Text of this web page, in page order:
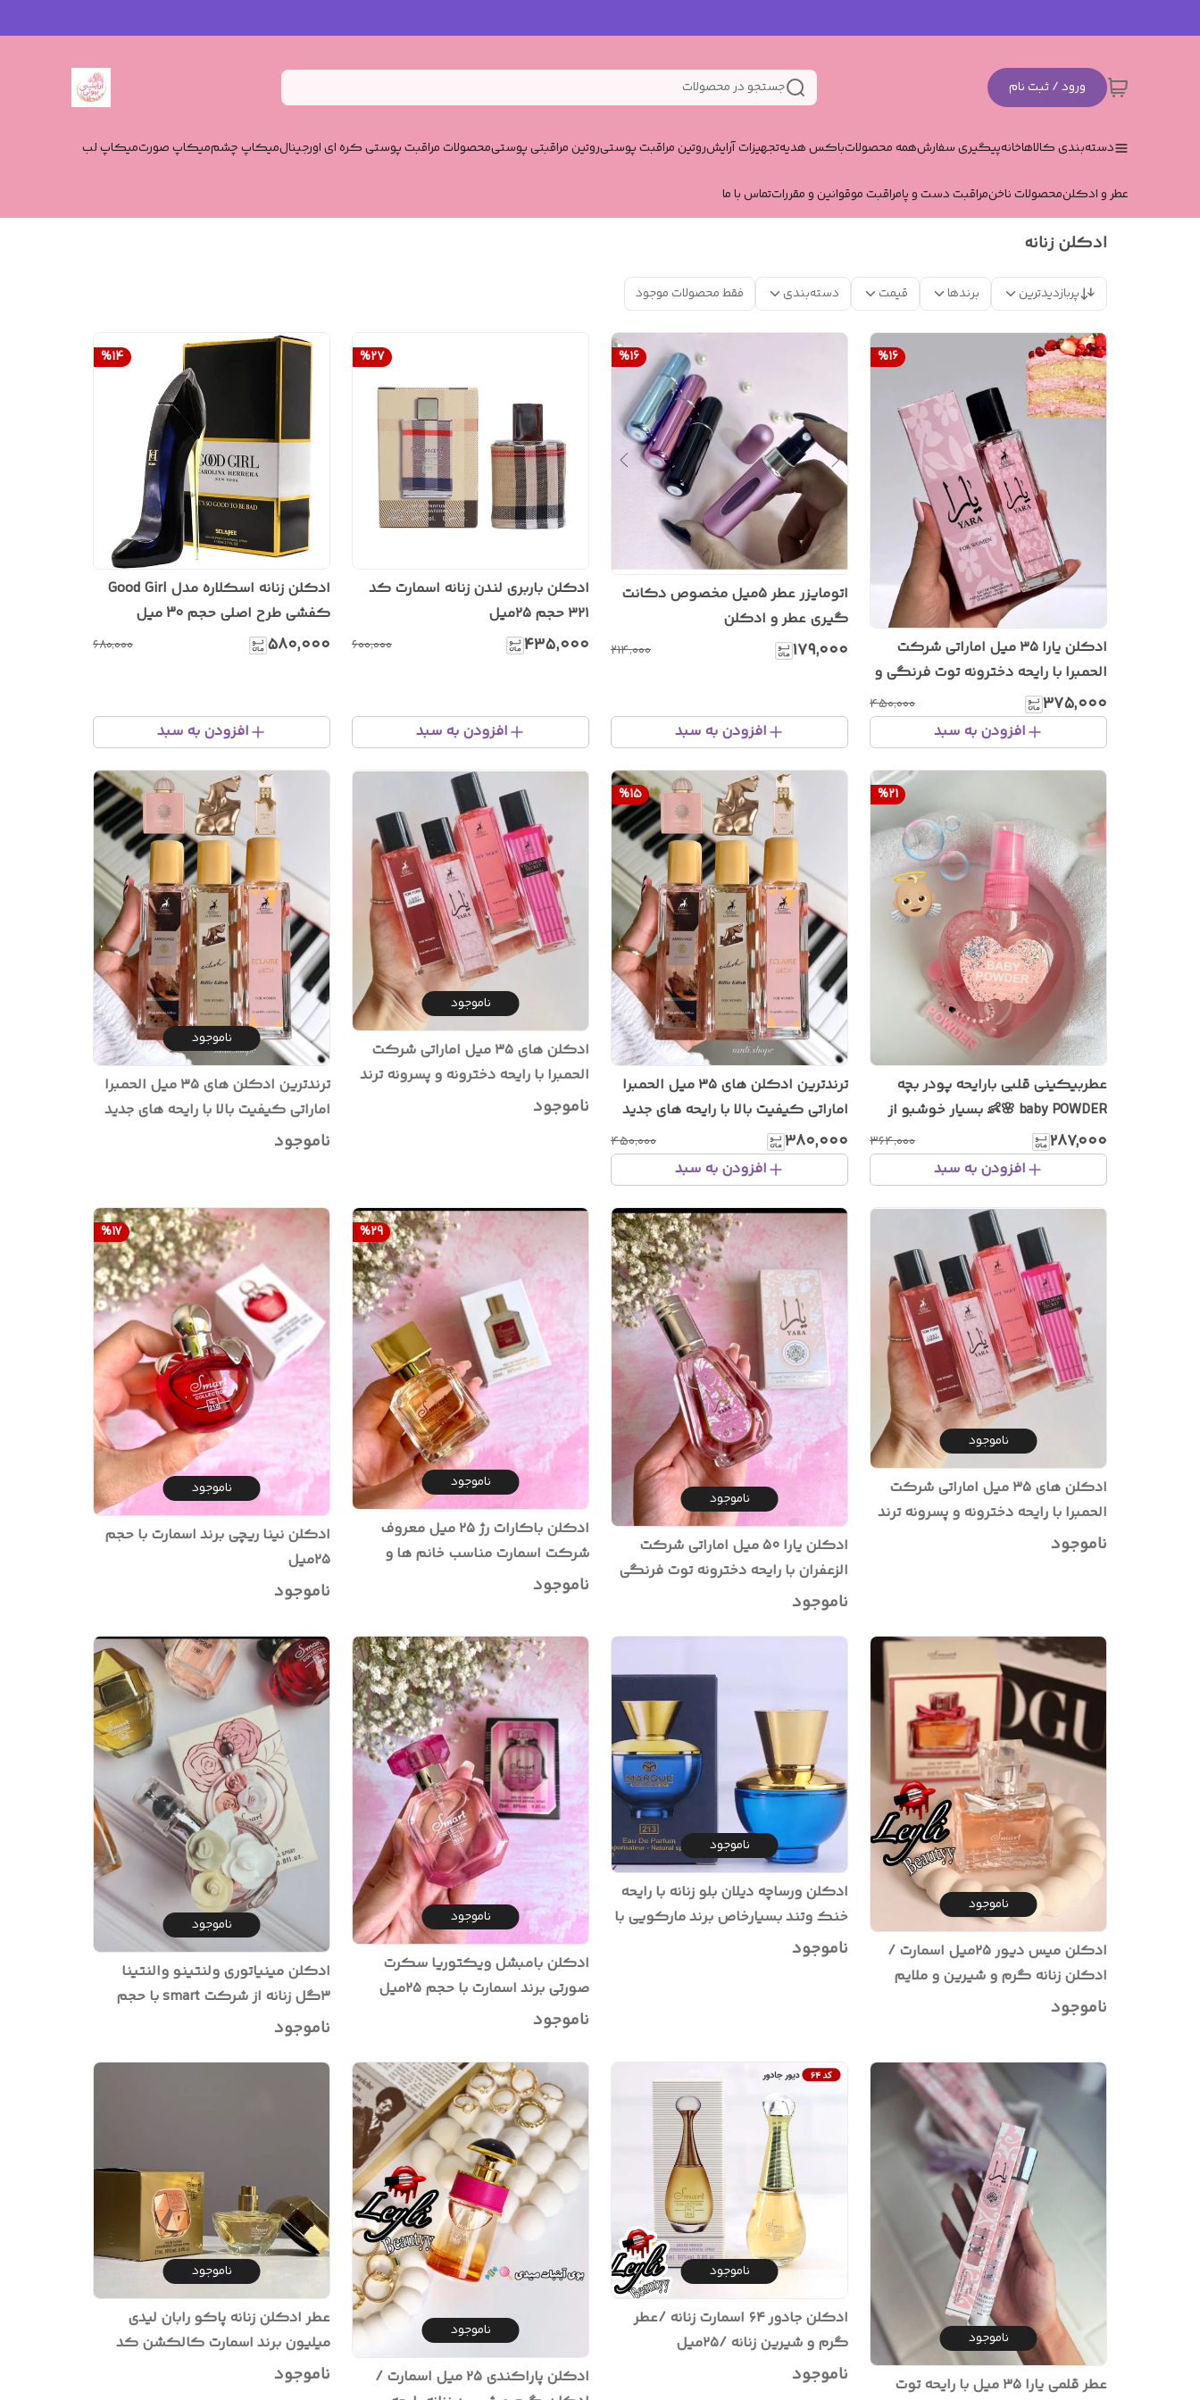
ورود / ثبت نام جستجو در محصولات
دسته‌بندی کالاهاخانهپیگیری سفارشهمه محصولاتباکس هدیهتجهیزات آرایشروتین مراقبت پوستیروتین مراقبتی پوستیمحصولات مراقبت پوستی کره ای اورجینالمیکاپ چشممیکاپ صورتمیکاپ لب
عطر و ادکلنمحصولات ناخنمراقبت دست و پامراقبت موقوانین و مقرراتتماس با ما
ادکلن زنانه
پربازدیدترین برندها قیمت دسته‌بندی فقط محصولات موجود
%16
ادکلن یارا ۳۵ میل اماراتی شرکت
الحمبرا با رایحه دخترونه توت فرنگی و
مارشمالو ترند تیک تاک و اینستا گرام
۳۷۵٬۰۰۰ ۴۵۰٬۰۰۰
افزودن به سبد
%16
اتومایزر عطر ۵میل مخصوص دکانت
گیری عطر و ادکلن
۱۷۹٬۰۰۰ ۲۱۴٬۰۰۰
افزودن به سبد
%27
ادکلن باربری لندن زنانه اسمارت کد
۳۲۱ حجم ۲۵میل
۴۳۵٬۰۰۰ ۶۰۰٬۰۰۰
افزودن به سبد
%14
ادکلن زنانه اسکلاره مدل Good Girl
کفشی طرح اصلی حجم 30 میل
۵۸۰٬۰۰۰ ۶۸۰٬۰۰۰
افزودن به سبد
%21
عطربیکینی قلبی بارایحه پودر بچه
baby POWDER 🌸👶 بسیار خوشبو از
برند Luneco ترند اینستاگرام
۲۸۷٬۰۰۰ ۳۶۴٬۰۰۰
افزودن به سبد
%15
ترندترین ادکلن های ۳۵ میل الحمبرا
اماراتی کیفیت بالا با رایحه های جدید
زنانه
۳۸۰٬۰۰۰ ۴۵۰٬۰۰۰
افزودن به سبد
ناموجود
ادکلن های ۳۵ میل اماراتی شرکت
الحمبرا با رایحه دخترونه و پسرونه ترند
تیک تاک و اینستا گرام
ناموجود
ناموجود
ترندترین ادکلن های ۳۵ میل الحمبرا
اماراتی کیفیت بالا با رایحه های جدید
زنانه
ناموجود
ناموجود
ادکلن های ۳۵ میل اماراتی شرکت
الحمبرا با رایحه دخترونه و پسرونه ترند
اینستا گرام
ناموجود
ناموجود
ادکلن یارا ۵۰ میل اماراتی شرکت
الزعفران با رایحه دخترونه توت فرنگی
و مارشمالو ترند تیک تاک و اینستا
ناموجود
%29
ناموجود
ادکلن باکارات رژ ۲۵ میل معروف
شرکت اسمارت مناسب خانم ها و
آقایان
ناموجود
%17
ناموجود
ادکلن نینا ریچی برند اسمارت با حجم
۲۵میل
ناموجود
ناموجود
ادکلن میس دیور ۲۵میل اسمارت /
ادکلن زنانه گرم و شیرین و ملایم
ناموجود
ناموجود
ادکلن ورساچه دیلان بلو زنانه با رایحه
خنک وتند بسیارخاص برند مارکویی با
حجم‌ ۲۵میل
ناموجود
ناموجود
ادکلن بامبشل ویکتوریا سکرت
صورتی برند اسمارت با حجم ۲۵میل
رایحه شیرین و خنک دخترونه
ناموجود
ناموجود
ادکلن مینیاتوری ولنتینو والنتینا
۳گل زنانه از شرکت smart با حجم
۲۵میل
ناموجود
ناموجود
عطر قلمی یارا ۳۵ میل با رایحه توت
ناموجود
ادکلن جادور ۶۴ اسمارت زنانه /عطر
گرم و شیرین زنانه /۲۵میل
ناموجود
ناموجود
ادکلن پاراکندی ۲۵ میل اسمارت /
ناموجود
عطر ادکلن زنانه پاکو رابان لیدی
میلیون برند اسمارت کالکشن کد
306 با حجم ۲۵میل
ناموجود